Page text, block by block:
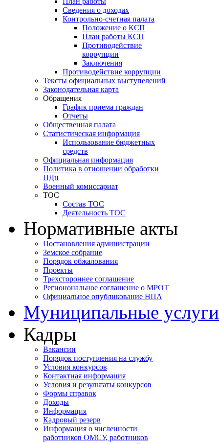
Сведения о доходах
Контрольно-счетная палата
Положение о КСП
План работы КСП
Противодействие
коррупции
Заключения
Противодействие коррупции
Тексты официальных выступелений
Законодательная карта
Обращения
График приема граждан
Отчеты
Общественная палата
Статистическая информация
Использование бюджетных
средств
Официальная информация
Политика в отношении обработки
ПДн
Военный комиссариат
ТОС
Состав ТОС
Деятельность ТОС
Нормативные акты
Постановления администрации
Земское собрание
Порядок обжалования
Проекты
Трехстороннее соглашение
Регионональное соглашение о МРОТ
Официальное опубликование НПА
Муниципальные услуги
Кадры
Вакансии
Порядок поступления на службу
Условия конкурсов
Контактная информация
Условия и результаты конкурсов
Формы справок
Доходы
Информация
Кадровый резерв
Информация о численности
работников ОМСУ, работников